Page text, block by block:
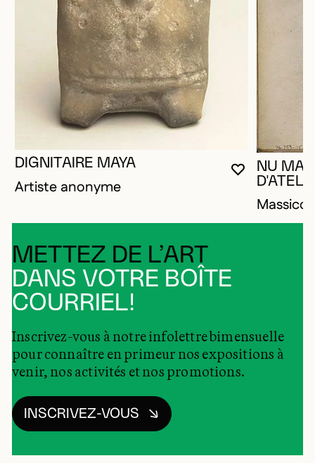
VOUS
FERMER
OUVRIR LA
DIGNITAIRE MAYA
Artiste anonyme
NU
METTEZ DE L’ART
DANS VOTRE BOÎTE
COURRIEL!
Inscrivez-vous à notre infolettre bimensuelle
pour connaître en primeur nos expositions à
venir, nos activités et nos promotions.
INSCRIVEZ-VOUS